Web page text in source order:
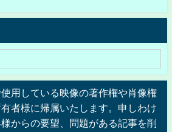
用している映像の著作権や肖像権
者様に帰属いたします。申しわけ
からの要望、問題がある記事を削